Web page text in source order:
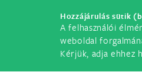
Hozzájárulás sütik
A felhasználói
weboldal
Kérjük, adja ehhez